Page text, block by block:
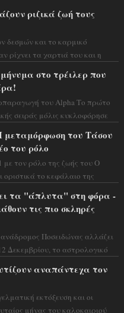
ριζικά ζωή τους
δεσμών και το καρμικό
ρίχνει τα χαρτιά του και η
στο τρέιλερ που
του Alpha Το πρώτο
σειράς μόλις κυκλοφόρησε
μεταμόρφωση του Τάσου
του ρόλο
τον ρόλο της ζωής του Ο
οριστικά το κεφάλαιο της
τα "άπλυτα" στη φόρα -
τις πιο σκληρές
Ποσειδώνας αλλάζει
Δεκεμβρίου, το αστρολογικό
αναπάντεχα τον
εκτόξευση και οι
μήνας του καλοκαιριού